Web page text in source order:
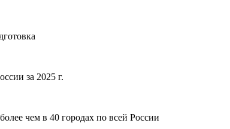
за 2025 г.
чем в 40 городах по всей России